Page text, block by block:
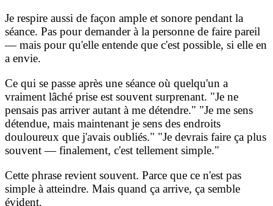
Je respire aussi de façon ample et sonore pendant la
séance. Pas pour demander à la personne de faire pareil
— mais pour qu'elle entende que c'est possible, si elle en
a envie.
Ce qui se passe après une séance où quelqu'un a
vraiment lâché prise est souvent surprenant. "Je ne
pensais pas arriver autant à me détendre." "Je me sens
détendue, mais maintenant je sens des endroits
douloureux que j'avais oubliés." "Je devrais faire ça plus
souvent — finalement, c'est tellement simple."
Cette phrase revient souvent. Parce que ce n'est pas
simple à atteindre. Mais quand ça arrive, ça semble
évident.